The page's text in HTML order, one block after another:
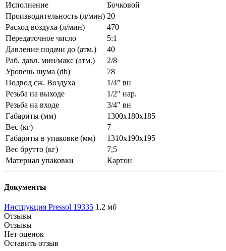
Исполнение
Бочковой
Производительность (л/мин) 20
Расход воздуха (л/мин)
470
Передаточное число
5:1
Давление подачи до (атм.)
40
Раб. давл. мин/макс (атм.)
2/8
Уровень шума (db)
78
Подвод сж. Воздуха
1/4” вн
Резьба на выходе
1/2" нар.
Резьба на входе
3/4" вн
Габариты (мм)
1300x180x185
Вес (кг)
7
Габариты в упаковке (мм)
1310x190x195
Вес брутто (кг)
7,5
Материал упаковки
Картон
Документы
Инструкция Pressol 19335 1,2 мб
Отзывы
Отзывы
Нет оценок
Оставить отзыв